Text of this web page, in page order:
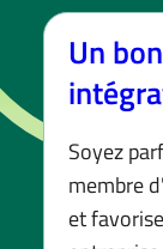
Un
Soyez
membre
et